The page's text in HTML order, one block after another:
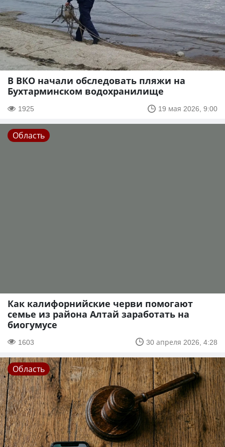
В ВКО начали обследовать пляжи на
Бухтарминском водохранилище
1925 19 мая 2026, 9:00
Область
Как калифорнийские черви помогают
семье из района Алтай заработать на
биогумусе
1603 30 апреля 2026, 4:28
Область